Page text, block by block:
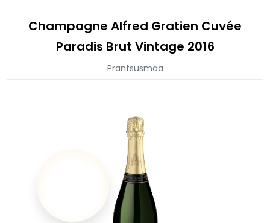
Champagne Alfred Gratien Cuvée
Paradis Brut Vintage 2016
Prantsusmaa